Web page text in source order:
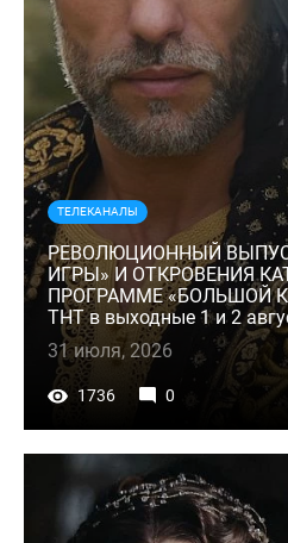
ТЕЛЕКАНАЛЫ
РЕВОЛЮЦИОННЫЙ
ИГРЫ» И ОТКРОВЕНИЯ
ПРОГРАММЕ «БОЛЬШОЙ
ТНТ в выходные 1 и 2
31 июля, 2026
1736 0